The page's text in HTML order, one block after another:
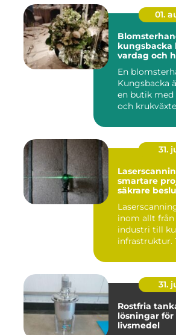
01.
kungsbacka blommor för
vardag och
En
Kungsbacka
en butik
och
31.
Laserscanning grunden
smartare
säkrare
inom allt
industri till
infrastruktur.
31.
Rostfria tankar
lösningar
livsmedel